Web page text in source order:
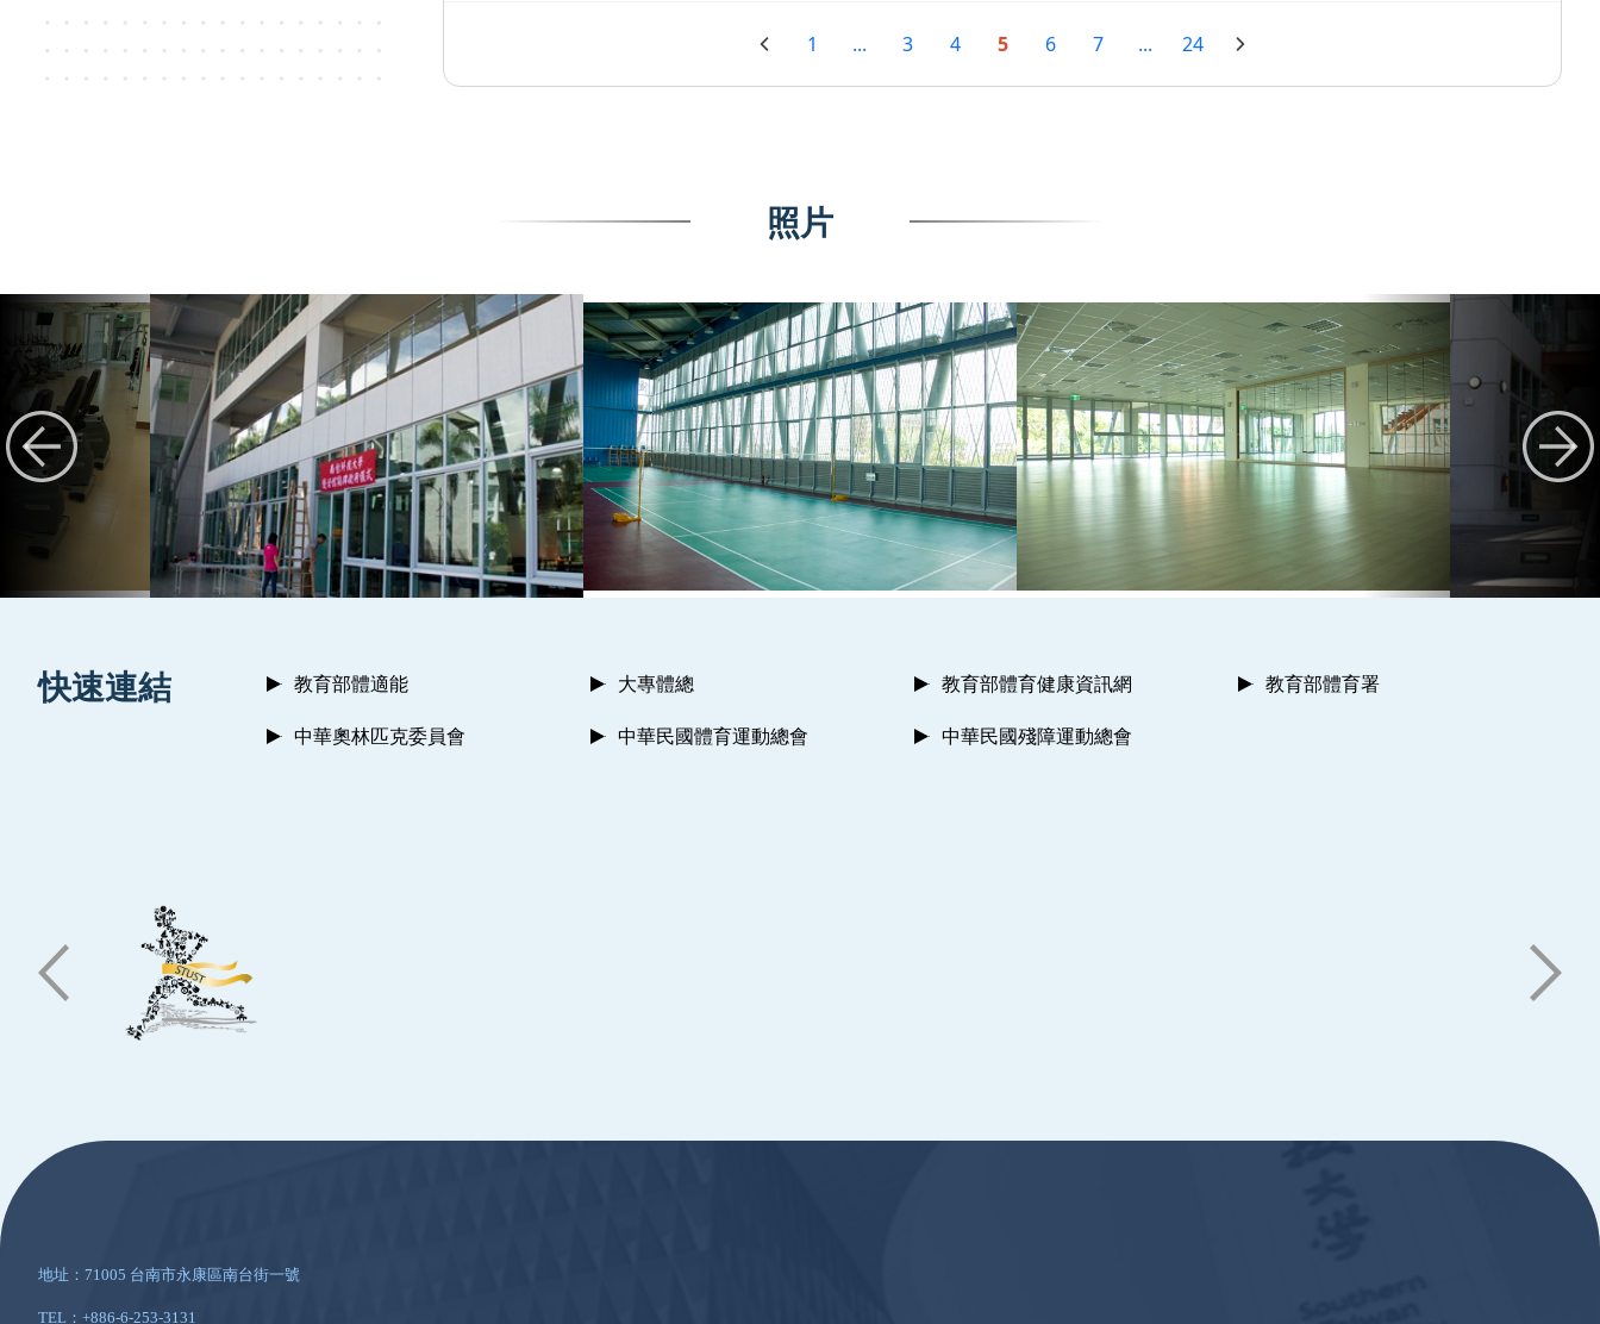
1 ... 3 4 5 6 7 ... 24
照片
快速連結 教育部體適能 大專體總 教育部體育健康資訊網
教育部體育署
中華奧林匹克委員會
中華民國體育運動總會 中華民國殘障運動總會
地址：71005 台南市永康區南台街一號
TEL：+886-6-253-3131